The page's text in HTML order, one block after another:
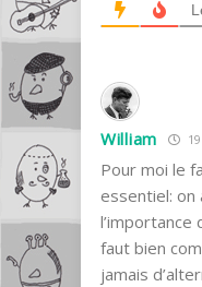
William
Pour moi le
essentiel: on
l’importance
faut bien
jamais